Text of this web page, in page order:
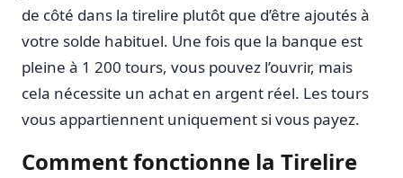
de côté dans la tirelire plutôt que d’être ajoutés à
votre solde habituel. Une fois que la banque est
pleine à 1 200 tours, vous pouvez l’ouvrir, mais
cela nécessite un achat en argent réel. Les tours
vous appartiennent uniquement si vous payez.
Comment fonctionne la Tirelire